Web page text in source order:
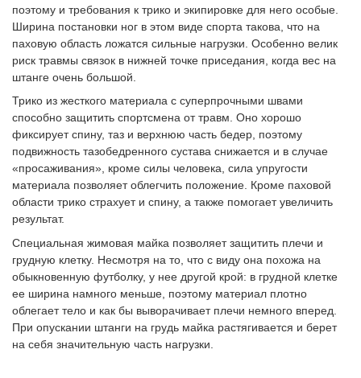
поэтому и требования к трико и экипировке для него особые.
Ширина постановки ног в этом виде спорта такова, что на
паховую область ложатся сильные нагрузки. Особенно велик
риск травмы связок в нижней точке приседания, когда вес на
штанге очень большой.
Трико из жесткого материала с суперпрочными швами
способно защитить спортсмена от травм. Оно хорошо
фиксирует спину, таз и верхнюю часть бедер, поэтому
подвижность тазобедренного сустава снижается и в случае
«просаживания», кроме силы человека, сила упругости
материала позволяет облегчить положение. Кроме паховой
области трико страхует и спину, а также помогает увеличить
результат.
Специальная жимовая майка позволяет защитить плечи и
грудную клетку. Несмотря на то, что с виду она похожа на
обыкновенную футболку, у нее другой крой: в грудной клетке
ее ширина намного меньше, поэтому материал плотно
облегает тело и как бы выворачивает плечи немного вперед.
При опускании штанги на грудь майка растягивается и берет
на себя значительную часть нагрузки.